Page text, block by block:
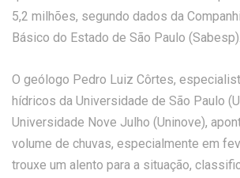
5,2 milhões, segundo dados da
Básico do Estado de São Paulo (Sabesp).
O geólogo Pedro Luiz Côrtes,
hídricos da Universidade de São Paulo
Universidade Nove Julho (Uninove),
volume de chuvas, especialmente em
trouxe um alento para a situação,